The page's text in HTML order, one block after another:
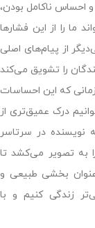
احساس ناکامل بودن،
ما را از این فشارها
از پیام‌های اصلی
را تشویق می‌کند
که این احساسات
درک عمیق‌تری از
نویسنده در سرتاسر
به تصویر می‌کشد تا
بخشی طبیعی و
زندگی کنیم و با